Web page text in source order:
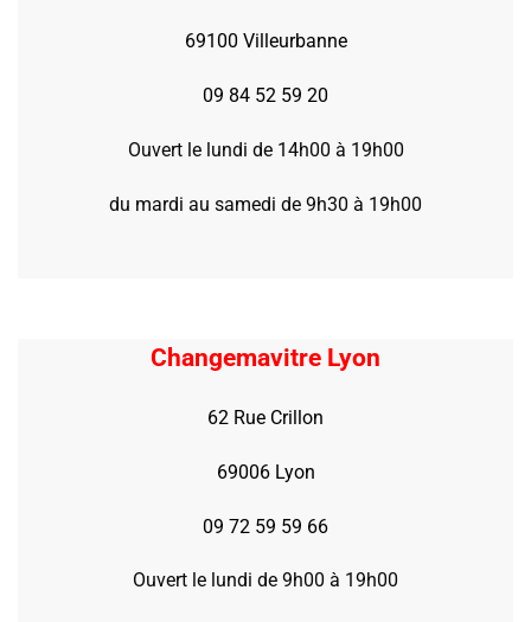
69100 Villeurbanne
09 84 52 59 20
Ouvert le lundi de 14h00 à 19h00
du mardi au samedi de 9h30 à 19h00
Changemavitre Lyon
62 Rue Crillon
69006 Lyon
09 72 59 59 66
Ouvert le lundi de 9h00 à 19h00